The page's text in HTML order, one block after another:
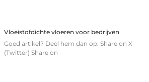
Vloeistofdichte vloeren voor bedrijven
Goed artikel? Deel hem dan op: Share on X
(Twitter) Share on